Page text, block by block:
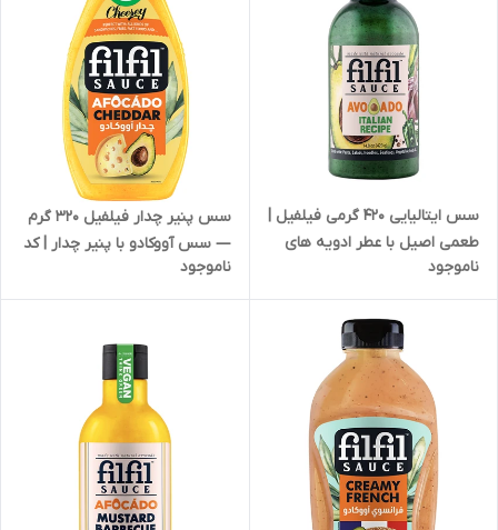
سس ایتالیایی 420 گرمی فیلفیل |
طعمی اصیل با عطر ادویه های
مدیترانه ای | کد 1857
ناموجود
سس پنیر چدار فیلفیل 320 گرم
— سس آووکادو با پنیر چدار | کد
1820
ناموجود